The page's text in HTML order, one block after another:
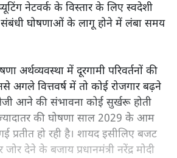
नेटवर्क के विस्तार के लिए स्वदेशी
संबंधी घोषणाओं के लागू होने में लंबा समय
अर्थव्यवस्था में दूरगामी परिवर्तनों की
अगले वित्तवर्ष में तो कोई रोजगार बढ़ने
आने की संभावना कोई सुर्खरू होती
की घोषणा साल 2029 के आम
प्रतीत हो रही है। शायद इसीलिए बजट
देने के बजाय प्रधानमंत्री नरेंद्र मोदी